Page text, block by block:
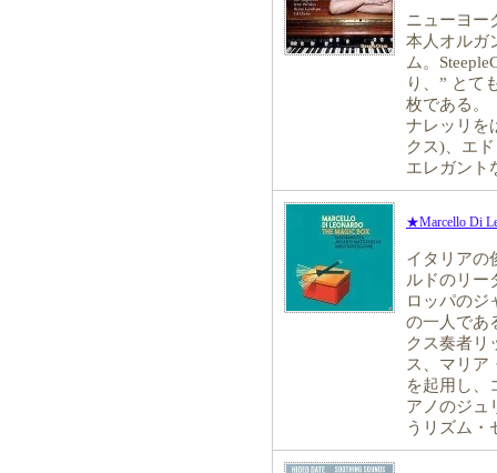
ニューヨー
本人オルガ
ム。
り、” とて
枚である。
ナレッリを
クス)、エ
エレガント
★Marcello Di
イタリアの
ルドのリー
ロッパのジ
の一人であ
クス奏者リ
ス、マリア
を起用し、
アノのジュ
うリズム・